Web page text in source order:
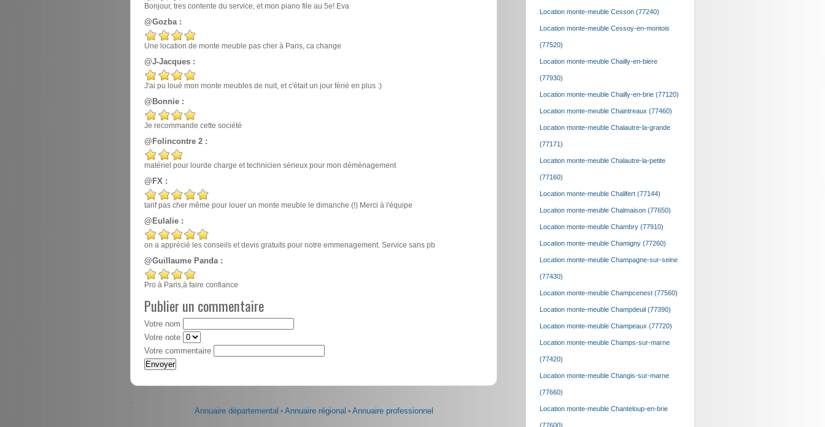
Bonjour, tres contente du service, et mon piano file au 5e! Eva
@Gozba :
Une location de monte meuble pas cher à Paris, ca change
@J-Jacques :
J'ai pu loué mon monte meubles de nuit, et c'était un jour férié en plus :)
@Bonnie :
Je recommande cette société
@Folincontre 2 :
matériel pour lourde charge et technicien sérieux pour mon déménagement
@FX :
tarif pas cher même pour louer un monte meuble le dimanche (!) Merci à l'équipe
@Eulalie :
on a apprécié les conseils et devis gratuits pour notre emmenagement. Service sans pb
@Guillaume Panda :
Pro à Paris,à faire confiance
Publier un commentaire
Votre nom
Votre note
Votre commentaire
-
Annuaire départemental • Annuaire régional • Annuaire professionnel
Location monte-meuble Cesson (77240)
Location monte-meuble Cessoy-en-montois
(77520)
Location monte-meuble Chailly-en-biere
(77930)
Location monte-meuble Chailly-en-brie (77120)
Location monte-meuble Chaintreaux (77460)
Location monte-meuble Chalautre-la-grande
(77171)
Location monte-meuble Chalautre-la-petite
(77160)
Location monte-meuble Chalifert (77144)
Location monte-meuble Chalmaison (77650)
Location monte-meuble Chambry (77910)
Location monte-meuble Chamigny (77260)
Location monte-meuble Champagne-sur-seine
(77430)
Location monte-meuble Champcenest (77560)
Location monte-meuble Champdeuil (77390)
Location monte-meuble Champeaux (77720)
Location monte-meuble Champs-sur-marne
(77420)
Location monte-meuble Changis-sur-marne
(77660)
Location monte-meuble Chanteloup-en-brie
(77600)